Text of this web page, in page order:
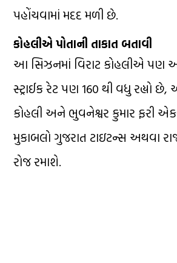
પહોંચવામાં મદદ મળી છે.
કોહલીએ પોતાની તાકાત બતાવી
આ સિઝનમાં વિરાટ કોહલીએ પણ
સ્ટ્રાઈક રેટ પણ 160 થી વધુ રહ્યો
કોહલી અને ભુવનેશ્વર કુમાર ફરી
મુકાબલો ગુજરાત ટાઇટન્સ અથવા
રોજ રમાશે.